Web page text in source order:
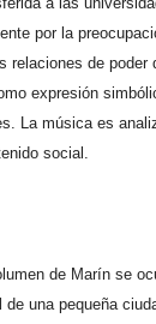
por la
relaciones de poder
expresión
La música es
social.
de Marín se
una pequeña